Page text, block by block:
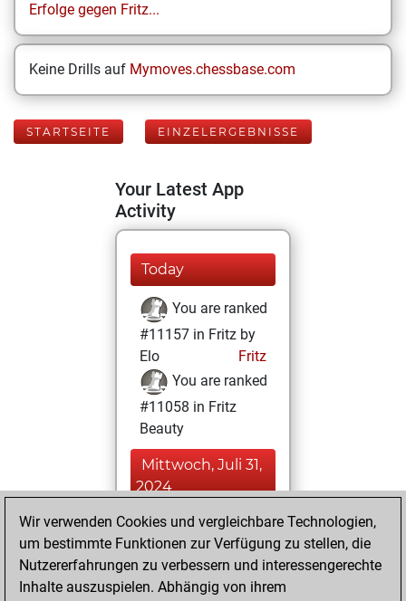
Erfolge gegen Fritz...
Keine Drills auf Mymoves.chessbase.com
STARTSEITE EINZELERGEBNISSE
Your Latest App
Activity
Today
You are ranked
#11157 in Fritz by
Elo
Fritz
You are ranked
#11058 in Fritz
Beauty
Mittwoch, Juli 31,
2024
You achieved a
BeautyScore of 18
Fritz
Wir verwenden Cookies und vergleichbare Technologien,
um bestimmte Funktionen zur Verfügung zu stellen, die
Nutzererfahrungen zu verbessern und interessengerechte
Inhalte auszuspielen. Abhängig von ihrem